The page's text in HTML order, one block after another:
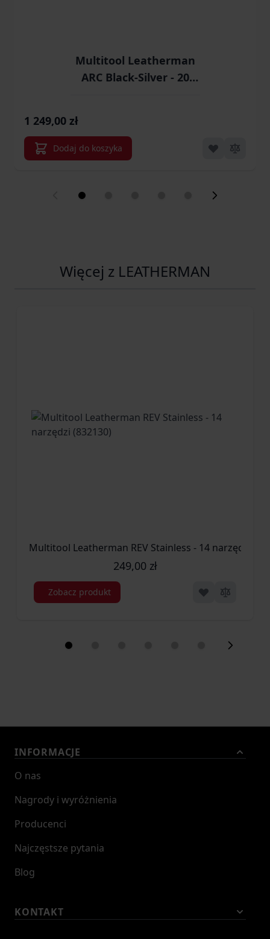
Multitool Leatherman
ARC Black-Silver - 20
1 249,00 zł
Dodaj do koszyka
Więcej z LEATHERMAN
Multitool Leatherman REV Stainless - 14 narzędzi
249,00 zł
Zobacz produkt
INFORMACJE
O nas
Nagrody i wyróżnienia
Producenci
Najczęstsze pytania
Blog
KONTAKT